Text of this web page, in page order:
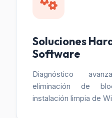
Soluciones
Software
Diagnóstico
eliminación de
instalación limpia de